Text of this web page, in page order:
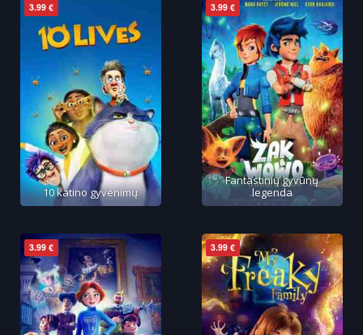
3.99 €
Fantastinių gyvūnų
legenda
3.99 €
10 katino gyvenimų
3.99 €
3.99 €